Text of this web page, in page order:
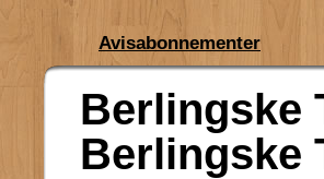
Avisabonnementer
Berlingske
Berlingske